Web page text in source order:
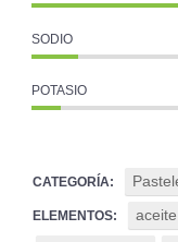
SODIO
POTASIO
CATEGORÍA:
ELEMENTOS: aceite